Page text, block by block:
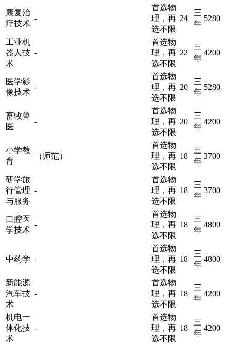
康复治
疗技术
-
首选物
理，再
选不限
24
三
年
5280
工业机
器人技
术
-
首选物
理，再
选不限
22
三
年
4200
医学影
像技术
-
首选物
理，再
选不限
20
三
年
5280
畜牧兽
医
-
首选物
理，再
选不限
20
三
年
4200
小学教
育
（师范）
首选物
理，再
选不限
18
三
年
3700
研学旅
行管理
与服务
-
首选物
理，再
选不限
18
三
年
3700
口腔医
学技术
-
首选物
理，再
选不限
18
三
年
4800
中药学 -
首选物
理，再
选不限
18
三
年
4800
新能源
汽车技
术
-
首选物
理，再
选不限
18
三
年
4200
机电一
体化技
术
-
首选物
理，再
选不限
18
三
年
4200